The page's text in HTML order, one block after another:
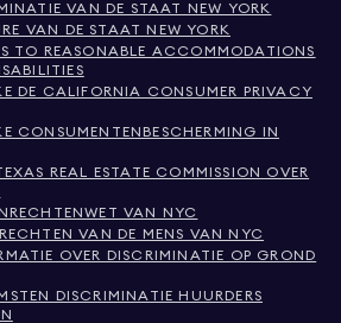
VAN DE STAAT NEW YORK
VAN DE STAAT NEW YORK
TO REASONABLE ACCOMMODATIONS
DE CALIFORNIA CONSUMER PRIVACY
CONSUMENTENBESCHERMING IN
REAL ESTATE COMMISSION OVER
VAN NYC
VAN DE MENS VAN NYC
OVER DISCRIMINATIE OP GROND
DISCRIMINATIE HUURDERS